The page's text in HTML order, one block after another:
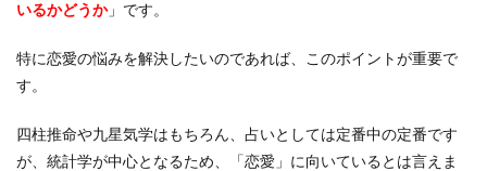
いるかどうか」です。
特に恋愛の悩みを解決したいのであれば、このポイントが重要で
す。
四柱推命や九星気学はもちろん、占いとしては定番中の定番です
が、統計学が中心となるため、「恋愛」に向いているとは言えま